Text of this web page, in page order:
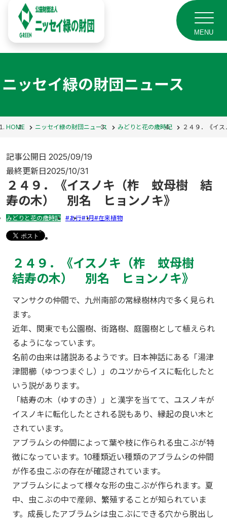
MENU
ニッセイ緑の財団ニュース
HOME ニッセイ緑の財団ニュース みどりと花の歳時記 ２４９．《イ
記事公開日 2025/09/19
最終更新日2025/10/31
２４９．《イスノキ（柞 蚊母樹 結
寿の木） 別名 ヒョンノキ》
みどりと花の歳時記 あ行 1月 在来植物
２４９．《イスノキ（柞 蚊母樹
結寿の木） 別名 ヒョンノキ》
マンサクの仲間で、九州南部の常緑樹林内で多く見られ
ます。
近年、関東でも公園樹、街路樹、庭園樹として植えられ
るようになっています。
名前の由来は諸説あるようです。日本神話にある「湯津
津間櫛（ゆつつまぐし）」のユツからイスに転化したと
いう説があります。
「結寿の木（ゆすのき）」と漢字を当てて、ユスノキが
イスノキに転化したとされる説もあり、縁起の良い木と
されています。
アブラムシの仲間によって葉や枝に作られる虫こぶが特
徴になっています。10種類近い種類のアブラムシの仲間
が作る虫こぶの存在が確認されています。
アブラムシによって様々な形の虫こぶが作られます。夏
中、虫こぶの中で産卵、繁殖することが知られていま
す。成長したアブラムシは虫こぶにできる穴から脱出し